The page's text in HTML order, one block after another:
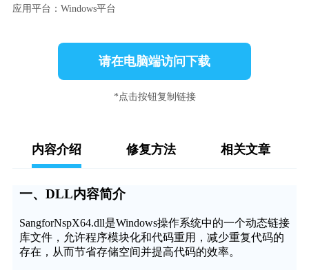
应用平台：Windows平台
请在电脑端访问下载
*点击按钮复制链接
内容介绍 修复方法 相关文章
一、DLL内容简介
SangforNspX64.dll是Windows操作系统中的一个动态链接
库文件，允许程序模块化和代码重用，减少重复代码的
存在，从而节省存储空间并提高代码的效率。